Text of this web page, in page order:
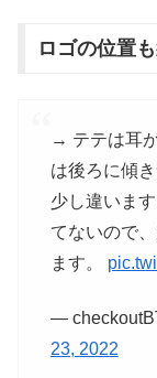
ロゴの位置
→ テテは耳
は後ろに傾
少し違いま
てないので
ます。
—
23, 2022